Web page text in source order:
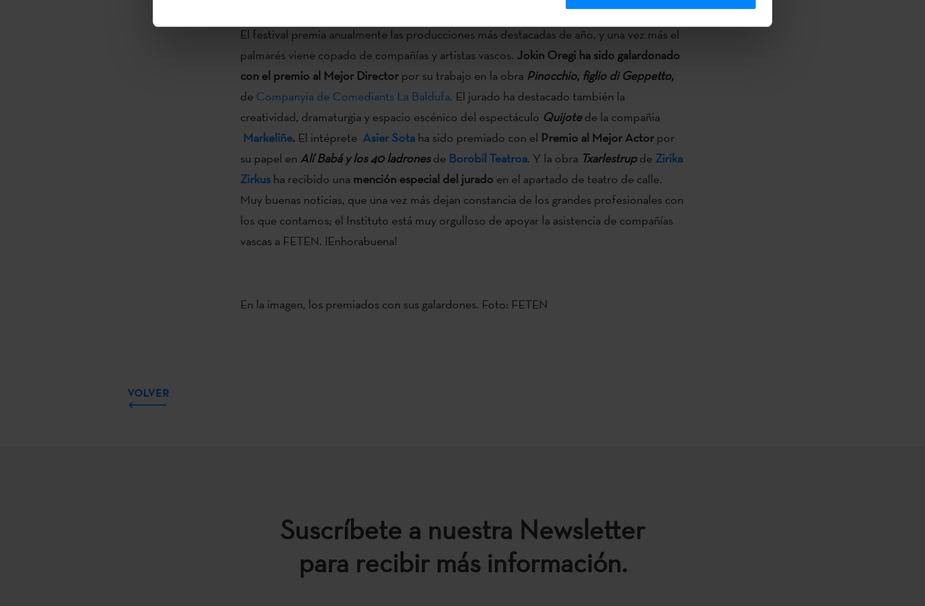
El festival premia anualmente las producciones más destacadas de año, y una vez más el
palmarés viene copado de compañías y artistas vascos. Jokin Oregi ha sido galardonado
con el premio al Mejor Directorpor su trabajo en la obra Pinocchio, figlio di Geppetto,
de Companyia de Comediants La Baldufa. El jurado ha destacado también la
creatividad, dramaturgia y espacio escénico del espectáculo Quijote de la compañia
Markeliñe. El intéprete Asier Sotaha sido premiado con el Premio al Mejor Actorpor
su papel en Alí Babá y los 40 ladronesde Borobil Teatroa. Y la obra Txarlestrup de Zirika
Zirkusha recibido una mención especial del juradoen el apartado de teatro de calle.
Muy buenas noticias, que una vez más dejan constancia de los grandes profesionales con
los que contamos; el Instituto está muy orgulloso de apoyar la asistencia de compañías
vascas a FETEN. ¡Enhorabuena!
En la imagen, los premiados con sus galardones. Foto: FETEN
VOLVER
Suscríbete a nuestra Newsletter
para recibir más información.